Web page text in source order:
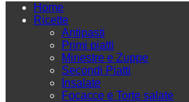
Home
Ricette
Antipasti
Primi piatti
Minestre e Zuppe
Secondi Piatti
Insalate
Focacce e Torte salate